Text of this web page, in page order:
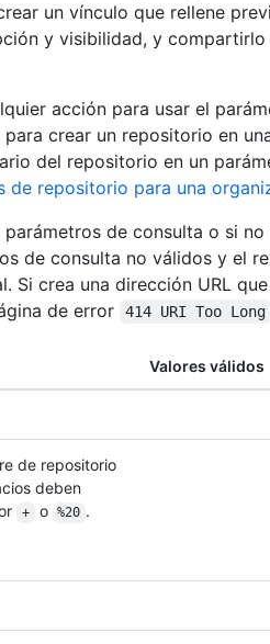
un vínculo que rellene
y visibilidad, y
acción para usar el
crear un repositorio en
del repositorio en un
de repositorio para una
de consulta o si
de consulta no válidos y el
Si crea una dirección URL
de error
414 URI Too Long
Valores válidos
de repositorio
deben
+ o %20 .